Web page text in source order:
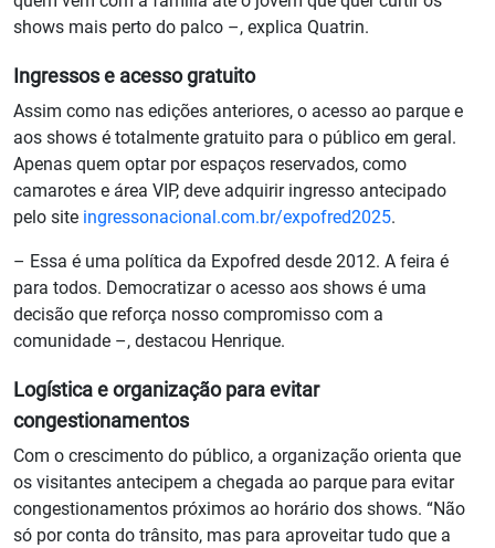
shows mais perto do palco –, explica Quatrin.
Ingressos e acesso gratuito
Assim como nas edições anteriores, o acesso ao parque e
aos shows é totalmente gratuito para o público em geral.
Apenas quem optar por espaços reservados, como
camarotes e área VIP, deve adquirir ingresso antecipado
pelo site ingressonacional.com.br/expofred2025.
– Essa é uma política da Expofred desde 2012. A feira é
para todos. Democratizar o acesso aos shows é uma
decisão que reforça nosso compromisso com a
comunidade –, destacou Henrique.
Logística e organização para evitar
congestionamentos
Com o crescimento do público, a organização orienta que
os visitantes antecipem a chegada ao parque para evitar
congestionamentos próximos ao horário dos shows. “Não
só por conta do trânsito, mas para aproveitar tudo que a